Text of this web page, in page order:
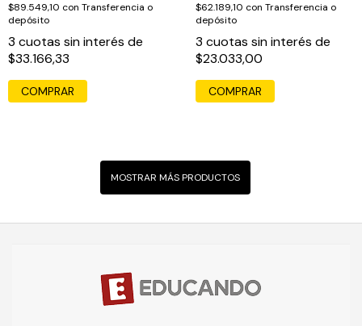
$89.549,10 con Transferencia o
depósito
3 cuotas sin interés de
$33.166,33
COMPRAR
$62.189,10 con Transferencia o
depósito
3 cuotas sin interés de
$23.033,00
COMPRAR
MOSTRAR MÁS PRODUCTOS